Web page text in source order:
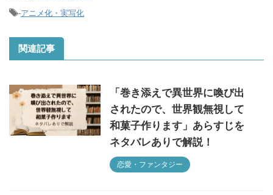
-アニメ化・実写化
関連記事
「巻き添えで異世界に喚び出
されたので、世界観無視して
和菓子作ります」あらすじを
ネタバレありで解説！
恋愛・ファンタジー